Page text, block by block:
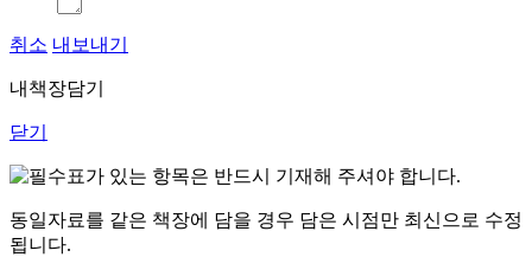
취소 내보내기
내책장담기
닫기
표가 있는 항목은 반드시 기재해 주셔야 합니다.
동일자료를 같은 책장에 담을 경우 담은 시점만 최신으로 수정
됩니다.